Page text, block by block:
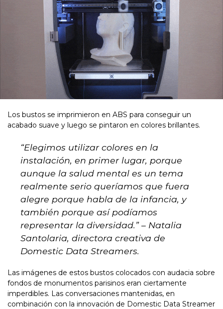
Los bustos se imprimieron en ABS para conseguir un
acabado suave y luego se pintaron en colores brillantes.
“Elegimos utilizar colores en la
instalación, en primer lugar, porque
aunque la salud mental es un tema
realmente serio queríamos que fuera
alegre porque habla de la infancia, y
también porque así podíamos
representar la diversidad.”– Natalia
Santolaria, directora creativa de
Domestic Data Streamers.
Las imágenes de estos bustos colocados con audacia sobre
fondos de monumentos parisinos eran ciertamente
imperdibles. Las conversaciones mantenidas, en
combinación con la innovación de Domestic Data Streamer